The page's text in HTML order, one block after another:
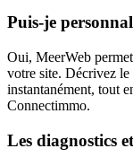
Puis-je
Oui, MeerWeb
votre site. Décrivez le
instantanément, tout
Connectimmo.
Les diagnostics